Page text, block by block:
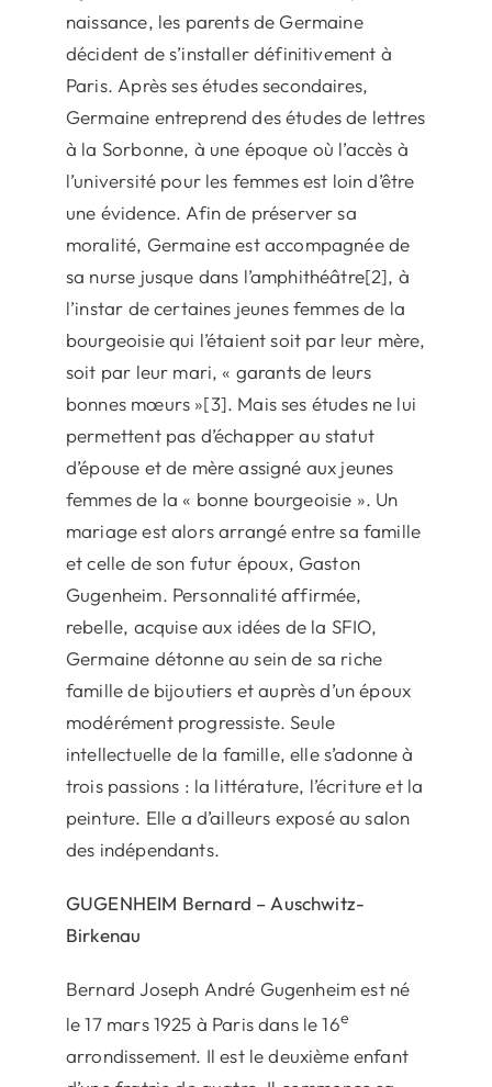
naissance, les parents de Germaine
décident de s’installer définitivement à
Paris. Après ses études secondaires,
Germaine entreprend des études de lettres
à la Sorbonne, à une époque où l’accès à
l’université pour les femmes est loin d’être
une évidence. Afin de préserver sa
moralité, Germaine est accompagnée de
sa nurse jusque dans l’amphithéâtre[2], à
l’instar de certaines jeunes femmes de la
bourgeoisie qui l’étaient soit par leur mère,
soit par leur mari, « garants de leurs
bonnes mœurs »[3]. Mais ses études ne lui
permettent pas d’échapper au statut
d’épouse et de mère assigné aux jeunes
femmes de la « bonne bourgeoisie ». Un
mariage est alors arrangé entre sa famille
et celle de son futur époux, Gaston
Gugenheim. Personnalité affirmée,
rebelle, acquise aux idées de la SFIO,
Germaine détonne au sein de sa riche
famille de bijoutiers et auprès d’un époux
modérément progressiste. Seule
intellectuelle de la famille, elle s’adonne à
trois passions : la littérature, l’écriture et la
peinture. Elle a d’ailleurs exposé au salon
des indépendants.
GUGENHEIM Bernard – Auschwitz-
Birkenau
Bernard Joseph André Gugenheim est né
le 17 mars 1925 à Paris dans le 16e
arrondissement. Il est le deuxième enfant